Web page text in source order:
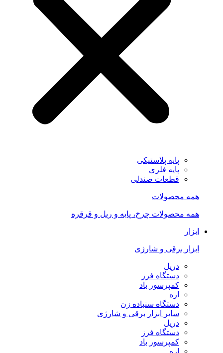
پایه پلاستیکی
پایه فلزی
قطعات صندلی
همه محصولات
همه محصولات چرخ، پایه و ریل و قرقره
ابزار
ابزار برقی و شارژی
دریل
دستگاه فرز
کمپرسور باد
اره
دستگاه سنباده زن
سایر ابزار برقی و شارژی
دریل
دستگاه فرز
کمپرسور باد
اره